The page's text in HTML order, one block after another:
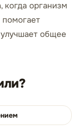
когда организм
общее